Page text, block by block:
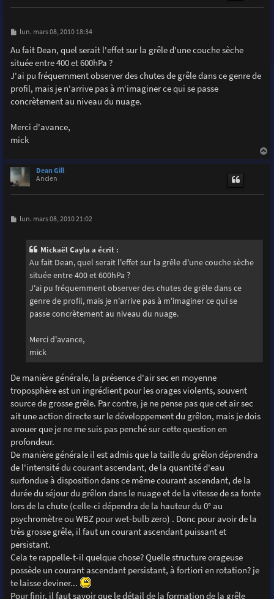
M
s
s
a
e
lun. mars 08, 2010 18:34
Au fait Dean, quel serait l'effet sur la grêle d'une couche sèche
située entre 400 et 600hPa ?
J'ai pu fréquemment observer des chutes de grêle dans ce genre de
profil, mais je n'arrive pas à m'imaginer ce qui se passe
concrètement au niveau du nuage.
Merci d'avance,
mick
Dean Gill
Ancien
M
lun. mars 08, 2010 21:02
Mickaël Cayla a écrit :
Au fait Dean, quel serait l'effet sur la grêle d'une couche sèche
située entre 400 et 600hPa ?
J'ai pu fréquemment observer des chutes de grêle dans ce
genre de profil, mais je n'arrive pas à m'imaginer ce qui se
passe concrètement au niveau du nuage.
Merci d'avance,
mick
De manière générale, la présence d'air sec en moyenne
troposphère est un ingrédient pour les orages violents, souvent
source de grosse grêle. Par contre, je ne pense pas que cet air sec
ait une action directe sur le développement du grêlon, mais je dois
avouer que je ne me suis pas penché sur cette question en
profondeur.
De manière générale il est admis que la taille du grêlon déprendra
de l'intensité du courant ascendant, de la quantité d'eau
surfondue à disposition dans ce même courant ascendant, de la
durée du séjour du grêlon dans le nuage et de la vitesse de sa fonte
lors de la chute (celle-ci dépendra de la hauteur du 0° au
psychromètre ou WBZ pour wet-bulb zero) . Donc pour avoir de la
très grosse grêle, il faut un courant ascendant puissant et
persistant.
Cela te rappelle-t-il quelque chose? Quelle structure orageuse
possède un courant ascendant persistant, à fortiori en rotation? je
te laisse deviner...
Pour finir, il faut savoir que le détail de la formation de la grêle